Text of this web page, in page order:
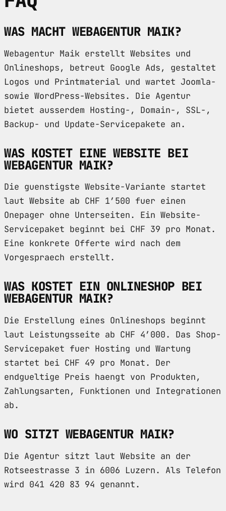
WAS MACHT WEBAGENTUR MAIK?
Webagentur Maik erstellt Websites und
Onlineshops, betreut Google Ads, gestaltet
Logos und Printmaterial und wartet Joomla-
sowie WordPress-Websites. Die Agentur
bietet ausserdem Hosting-, Domain-, SSL-,
Backup- und Update-Servicepakete an.
WAS KOSTET EINE WEBSITE BEI
WEBAGENTUR MAIK?
Die guenstigste Website-Variante startet
laut Website ab CHF 1’500 fuer einen
Onepager ohne Unterseiten. Ein Website-
Servicepaket beginnt bei CHF 39 pro Monat.
Eine konkrete Offerte wird nach dem
Vorgespraech erstellt.
WAS KOSTET EIN ONLINESHOP BEI
WEBAGENTUR MAIK?
Die Erstellung eines Onlineshops beginnt
laut Leistungsseite ab CHF 4’000. Das Shop-
Servicepaket fuer Hosting und Wartung
startet bei CHF 49 pro Monat. Der
endgueltige Preis haengt von Produkten,
Zahlungsarten, Funktionen und Integrationen
ab.
WO SITZT WEBAGENTUR MAIK?
Die Agentur sitzt laut Website an der
Rotseestrasse 3 in 6006 Luzern. Als Telefon
wird 041 420 83 94 genannt.